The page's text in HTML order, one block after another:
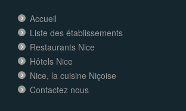
Accueil
Liste des établissements
Restaurants Nice
Hôtels Nice
Nice, la cuisine Niçoise
Contactez nous